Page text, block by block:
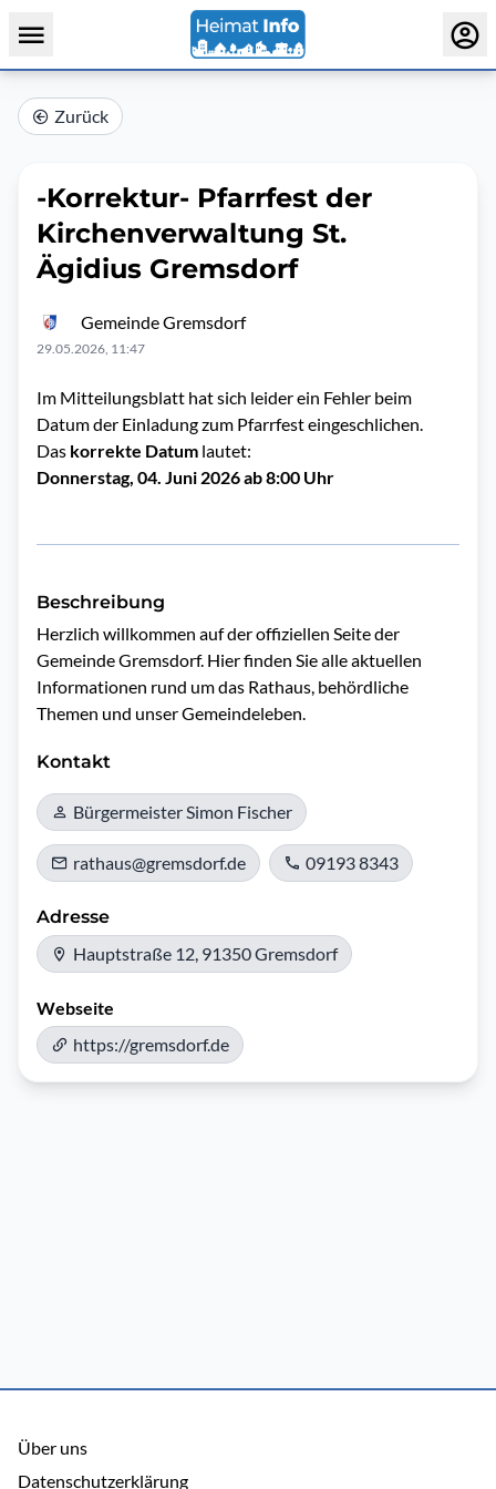
Zurück
-Korrektur- Pfarrfest der
Kirchenverwaltung St.
Ägidius Gremsdorf
Gemeinde Gremsdorf
29.05.2026, 11:47
Im Mitteilungsblatt hat sich leider ein Fehler beim
Datum der Einladung zum Pfarrfest eingeschlichen.
Das korrekte Datum lautet:
Donnerstag, 04. Juni 2026 ab 8:00 Uhr
Beschreibung
Herzlich willkommen auf der offiziellen Seite der
Gemeinde Gremsdorf. Hier finden Sie alle aktuellen
Informationen rund um das Rathaus, behördliche
Themen und unser Gemeindeleben.
Kontakt
Bürgermeister Simon Fischer
rathaus@gremsdorf.de 09193 8343
Adresse
Hauptstraße 12, 91350 Gremsdorf
Webseite
https://gremsdorf.de
Über uns
Datenschutzerklärung